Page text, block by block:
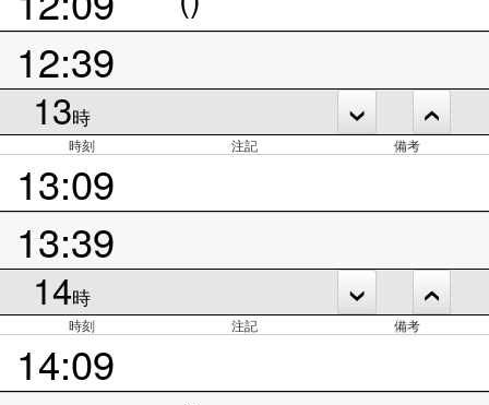
12:39
13時
時刻 注記 備考
13:09
13:39
14時
時刻 注記 備考
14:09